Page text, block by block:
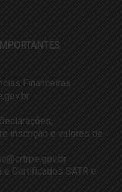
Financeiras
inscrição e valores de
Certificados SATR e